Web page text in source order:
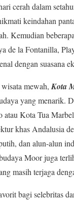
cerah dalam
keindahan
Kemudian
de la Fontanilla,
dengan suasana
mewah, Kota
yang menarik.
atau Kota Tua
khas Andalusia
dan alun-alun
Moor juga
masih terjaga
bagi selebritas